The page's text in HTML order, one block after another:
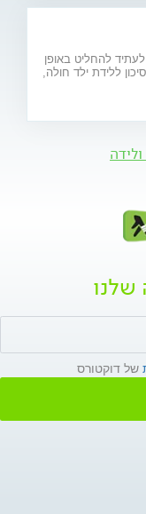
להחליט באופן
ללידת ילד חולה,
של דוקטורס